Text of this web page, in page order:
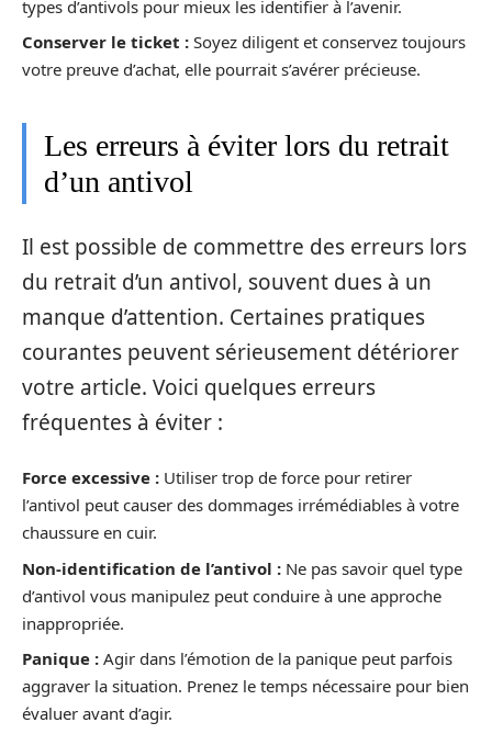
types d’antivols pour mieux les identifier à l’avenir.
Conserver le ticket : Soyez diligent et conservez toujours
votre preuve d’achat, elle pourrait s’avérer précieuse.
Les erreurs à éviter lors du retrait
d’un antivol
Il est possible de commettre des erreurs lors
du retrait d’un antivol, souvent dues à un
manque d’attention. Certaines pratiques
courantes peuvent sérieusement détériorer
votre article. Voici quelques erreurs
fréquentes à éviter :
Force excessive : Utiliser trop de force pour retirer
l’antivol peut causer des dommages irrémédiables à votre
chaussure en cuir.
Non-identification de l’antivol : Ne pas savoir quel type
d’antivol vous manipulez peut conduire à une approche
inappropriée.
Panique : Agir dans l’émotion de la panique peut parfois
aggraver la situation. Prenez le temps nécessaire pour bien
évaluer avant d’agir.